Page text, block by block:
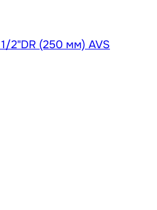
2"DR (250 мм) AVS